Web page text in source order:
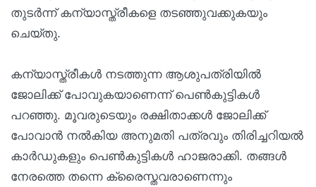
തുടര്‍ന്ന് കന്യാസ്ത്രീകളെ തടഞ്ഞുവക്കുകയും
ചെയ്തു.
കന്യാസ്ത്രീകള്‍ നടത്തുന്ന ആശുപത്രിയില്‍
ജോലിക്ക് പോവുകയാണെന്ന് പെണ്‍കുട്ടികള്‍
പറഞ്ഞു. മൂവരുടെയും രക്ഷിതാക്കള്‍ ജോലിക്ക്
പോവാന്‍ നല്‍കിയ അനുമതി പത്രവും തിരിച്ചറിയല്‍
കാര്‍ഡുകളും പെണ്‍കുട്ടികള്‍ ഹാജരാക്കി. തങ്ങള്‍
നേരത്തെ തന്നെ ക്രൈസ്തവരാണെന്നും